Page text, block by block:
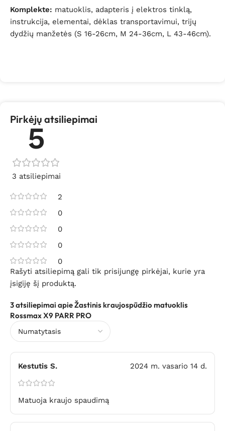
Komplekte: matuoklis, adapteris į elektros tinklą,
instrukcija, elementai, dėklas transportavimui, trijų
dydžių manžetės (S 16-26cm, M 24-36cm, L 43-46cm).
Pirkėjų atsiliepimai
5
3 atsiliepimai
2
0
0
0
0
3 atsiliepimai apieŽastinis kraujospūdžio matuoklis
Rossmax X9 PARR PRO
Kestutis S. 2024 m. vasario 14 d.
Matuoja kraujo spaudimą
Rašyti atsiliepimą gali tik prisijungę pirkėjai, kurie yra
įsigiję šį produktą.